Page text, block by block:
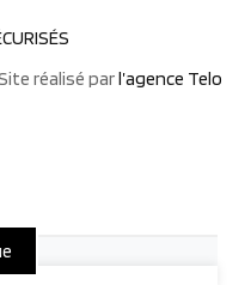
réalisé parl’agence Telo